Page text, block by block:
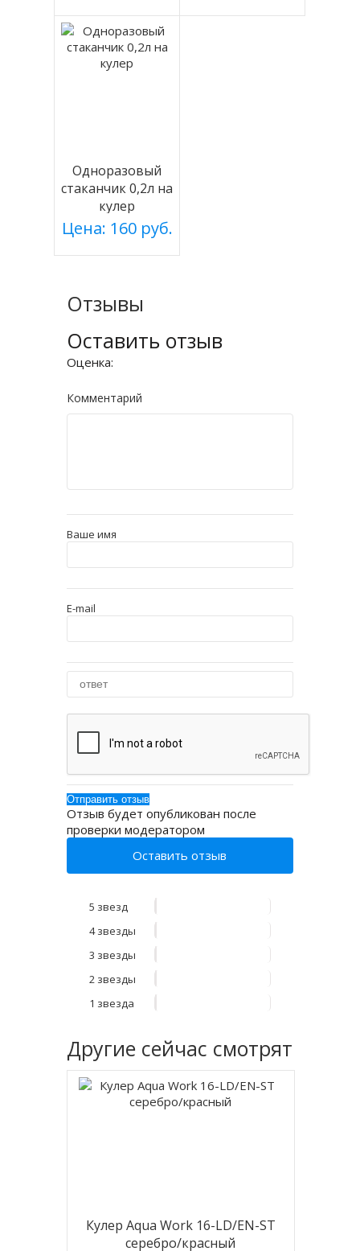
Одноразовый
стаканчик 0,2л на
кулер
Цена: 160 руб.
Отзывы
Оставить отзыв
Оценка:
Комментарий
Ваше имя
E-mail
Отзыв будет опубликован после
проверки модератором
Оставить отзыв
5 звезд
4 звезды
3 звезды
2 звезды
1 звезда
Другие сейчас смотрят
Кулер Aqua Work 16-LD/EN-ST
серебро/красный